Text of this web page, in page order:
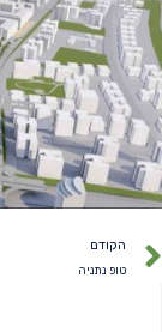
הקודם
טופ נתניה